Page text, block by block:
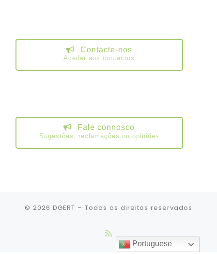
Contacte-nos
Aceder aos contactos
Fale connosco
Sugestões, reclamações ou opiniões
© 2026 DGERT – Todos os direitos reservados
Portuguese